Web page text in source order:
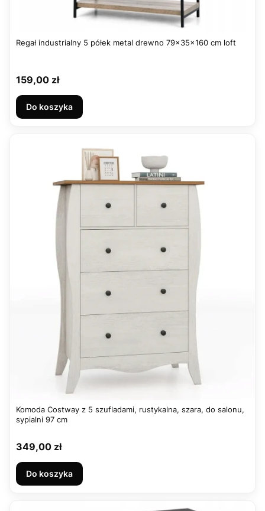
Regał industrialny 5 półek metal drewno 79x35x160 cm loft
Cena
159,00 zł
Do koszyka
Komoda Costway z 5 szufladami, rustykalna, szara, do salonu,
sypialni 97 cm
Cena
349,00 zł
Do koszyka